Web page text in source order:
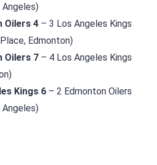
Angeles)
Oilers 4 – 3 Los Angeles Kings
Edmonton)
Oilers 7 – 4 Los Angeles Kings
Kings 6 – 2 Edmonton Oilers
Angeles)